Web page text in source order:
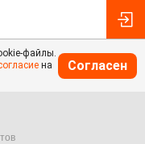
файлы.
на
Согласен